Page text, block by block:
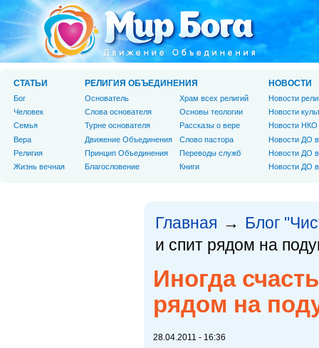
Главная → Блог
и спит рядом на
Иногда
рядом на
28.04.2011 - 16:36
СТАТЬИ
Бог
Человек
Cемья
Вера
Религия
Жизнь вечная
РЕЛИГИЯ ОБЪЕДИНЕНИЯ
Основатель
Слова основателя
Турне основателя
Движение Объединения
Принцип Объединения
Благословение
Храм всех религий
Основы теологии
Рассказы о вере
Слово пастора
Переводы служб
Книги
НОВОСТИ
Новости
Новости
Новости НКО
Новости ДО
Новости ДО
Новости ДО